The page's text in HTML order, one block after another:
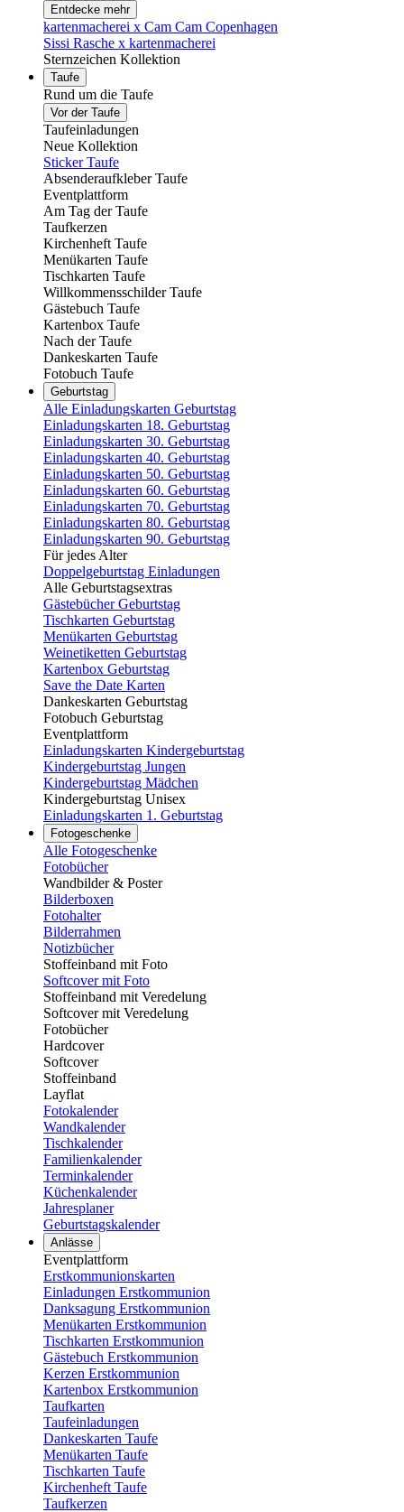
Entdecke mehr
kartenmacherei x Cam Cam Copenhagen
Sissi Rasche x kartenmacherei
Sternzeichen Kollektion
Taufe
Rund um die Taufe
Vor der Taufe
Taufeinladungen
Neue Kollektion
Sticker Taufe
Absenderaufkleber Taufe
Eventplattform
Am Tag der Taufe
Taufkerzen
Kirchenheft Taufe
Menükarten Taufe
Tischkarten Taufe
Willkommensschilder Taufe
Gästebuch Taufe
Kartenbox Taufe
Nach der Taufe
Dankeskarten Taufe
Fotobuch Taufe
Geburtstag
Alle Einladungskarten Geburtstag
Einladungskarten 18. Geburtstag
Einladungskarten 30. Geburtstag
Einladungskarten 40. Geburtstag
Einladungskarten 50. Geburtstag
Einladungskarten 60. Geburtstag
Einladungskarten 70. Geburtstag
Einladungskarten 80. Geburtstag
Einladungskarten 90. Geburtstag
Für jedes Alter
Doppelgeburtstag Einladungen
Alle Geburtstagsextras
Gästebücher Geburtstag
Tischkarten Geburtstag
Menükarten Geburtstag
Weinetiketten Geburtstag
Kartenbox Geburtstag
Save the Date Karten
Dankeskarten Geburtstag
Fotobuch Geburtstag
Eventplattform
Einladungskarten Kindergeburtstag
Kindergeburtstag Jungen
Kindergeburtstag Mädchen
Kindergeburtstag Unisex
Einladungskarten 1. Geburtstag
Fotogeschenke
Alle Fotogeschenke
Fotobücher
Wandbilder & Poster
Bilderboxen
Fotohalter
Bilderrahmen
Notizbücher
Stoffeinband mit Foto
Softcover mit Foto
Stoffeinband mit Veredelung
Softcover mit Veredelung
Fotobücher
Hardcover
Softcover
Stoffeinband
Layflat
Fotokalender
Wandkalender
Tischkalender
Familienkalender
Terminkalender
Küchenkalender
Jahresplaner
Geburtstagskalender
Anlässe
Eventplattform
Erstkommunionskarten
Einladungen Erstkommunion
Danksagung Erstkommunion
Menükarten Erstkommunion
Tischkarten Erstkommunion
Gästebuch Erstkommunion
Kerzen Erstkommunion
Kartenbox Erstkommunion
Taufkarten
Taufeinladungen
Dankeskarten Taufe
Menükarten Taufe
Tischkarten Taufe
Kirchenheft Taufe
Taufkerzen